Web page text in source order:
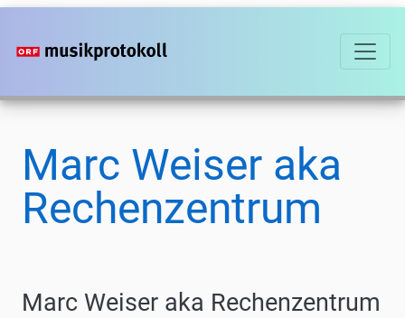
Direkt
zum
Marc Weiser aka
Rechenzentrum
Marc Weiser aka Rechenzentrum